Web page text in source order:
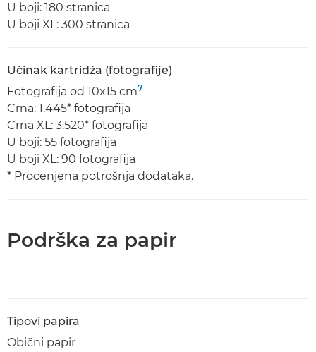
U boji: 180 stranica
U boji XL: 300 stranica
Učinak kartridža (fotografije)
Fotografija od 10x15 cm7
Crna: 1.445* fotografija
Crna XL: 3.520* fotografija
U boji: 55 fotografija
U boji XL: 90 fotografija
* Procenjena potrošnja dodataka.
Podrška za papir
Tipovi papira
Obični papir